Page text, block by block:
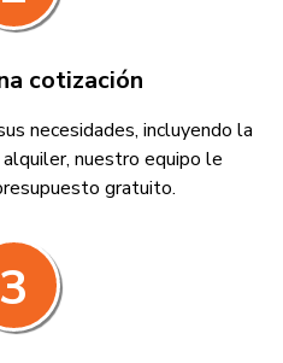
cotización
necesidades, incluyendo la
nuestro equipo le
gratuito.
3